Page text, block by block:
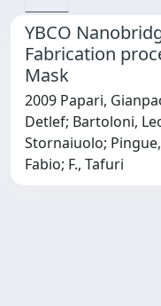
YBCO
Fabrication
Mask
2009 Papari,
Detlef; Bartoloni,
Stornaiuolo;
Fabio; F., Tafuri